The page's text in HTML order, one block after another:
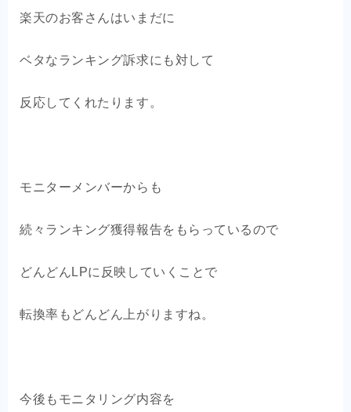
楽天のお客さんはいまだに
ベタなランキング訴求にも対して
反応してくれたります。
モニターメンバーからも
続々ランキング獲得報告をもらっているので
どんどんLPに反映していくことで
転換率もどんどん上がりますね。
今後もモニタリング内容を